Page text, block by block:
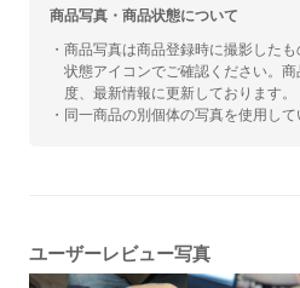
商品写真・商品状態について
・商品写真は商品登録時に撮影した
状態アイコンでご確認ください。
度、最新情報に更新しております。
・同一商品の別個体の写真を使用して
ユーザーレビュー写真